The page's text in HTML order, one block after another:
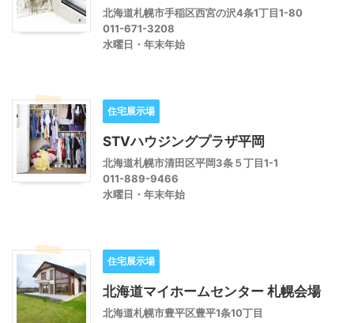
北海道札幌市手稲区西宮の沢4条1丁目1-80
011-671-3208
水曜日・年末年始
住宅展示場
STVハウジングプラザ平岡
北海道札幌市清田区平岡3条５丁目1-1
011-889-9466
水曜日・年末年始
住宅展示場
北海道マイホームセンター 札幌会場
北海道札幌市豊平区豊平1条10丁目